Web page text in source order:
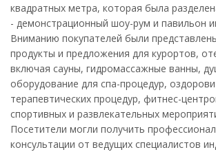
квадратных метра, которая была
- демонстрационный шоу-рум и павильон
Вниманию покупателей были
продукты и предложения для курортов,
включая сауны, гидромассажные ванны,
оборудование для спа-процедур,
терапевтических процедур, фитнес-
спортивных и развлекательных
Посетители могли получить
консультации от ведущих специалистов